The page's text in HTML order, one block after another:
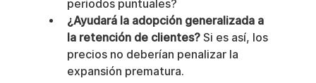
periodos puntuales?
¿Ayudará la adopción generalizada a
la retención de clientes? Si es así, los
precios no deberían penalizar la
expansión prematura.